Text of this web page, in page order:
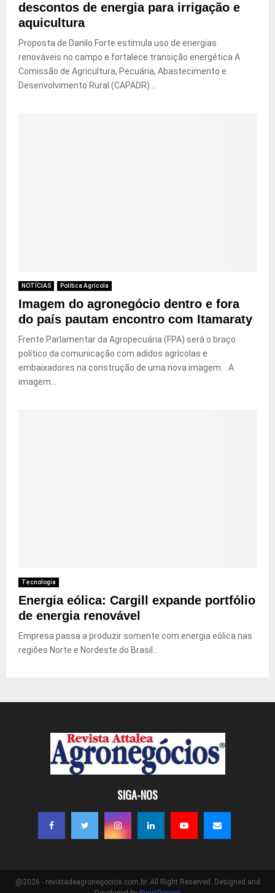
descontos de energia para irrigação e
aquicultura
Proposta de Danilo Forte estimula uso de energias
renováveis no campo e fortalece transição energética A
Comissão de Agricultura, Pecuária, Abastecimento e
Desenvolvimento Rural (CAPADR)...
NOTÍCIAS Política Agrícola
Imagem do agronegócio dentro e fora
do país pautam encontro com Itamaraty
Frente Parlamentar da Agropecuária (FPA) será o braço
político da comunicação com adidos agrícolas e
embaixadores na construção de uma nova imagem. A
imagem...
Tecnologia
Energia eólica: Cargill expande portfólio
de energia renovável
Empresa passa a produzir somente com energia eólica nas
regiões Norte e Nordeste do Brasil...
SIGA-NOS
@2026 - revistadeagronegocios.com.br. All Right Reserved. Designed and